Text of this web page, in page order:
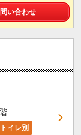
い合わせ
イレ別